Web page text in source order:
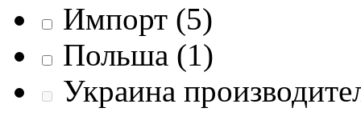
Импорт (5)
Польша (1)
Украина